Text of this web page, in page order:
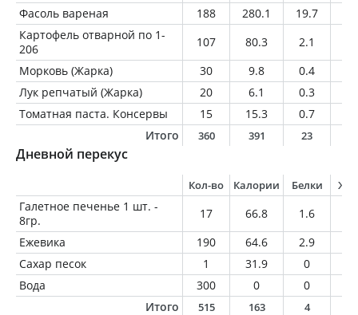
Фасоль вареная 188 280.1 19.7
Картофель отварной по 1-
206
107 80.3 2.1
Морковь (Жарка)
30 9.8 0.4
Лук репчатый (Жарка)
20 6.1 0.3
Томатная паста. Консервы
15 15.3 0.7
Итого
360 391 23
Дневной перекус
Кол-во Калории Белки
Галетное печенье 1 шт. -
8гр.
17 66.8 1.6
Ежевика
190 64.6 2.9
Сахар песок
1 31.9 0
Вода
300 0 0
Итого
515 163 4